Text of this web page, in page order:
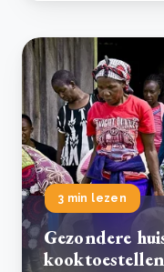
3 min lezen
Gezondere